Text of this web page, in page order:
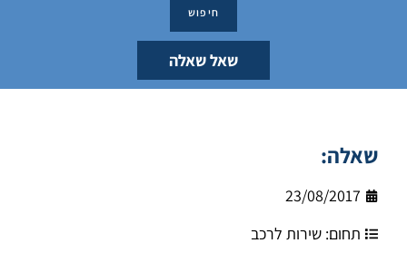
שאל שאלה
שאלה:
23/08/2017
תחום: שירות לרכב